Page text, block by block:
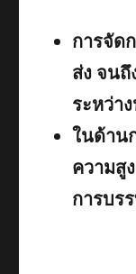
การจัด
ส่ง จน
ระหว่า
ในด้าน
ความสู
การบร